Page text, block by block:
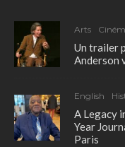
Arts
Un trailer
Anderson
English
A Legacy
Year
Paris